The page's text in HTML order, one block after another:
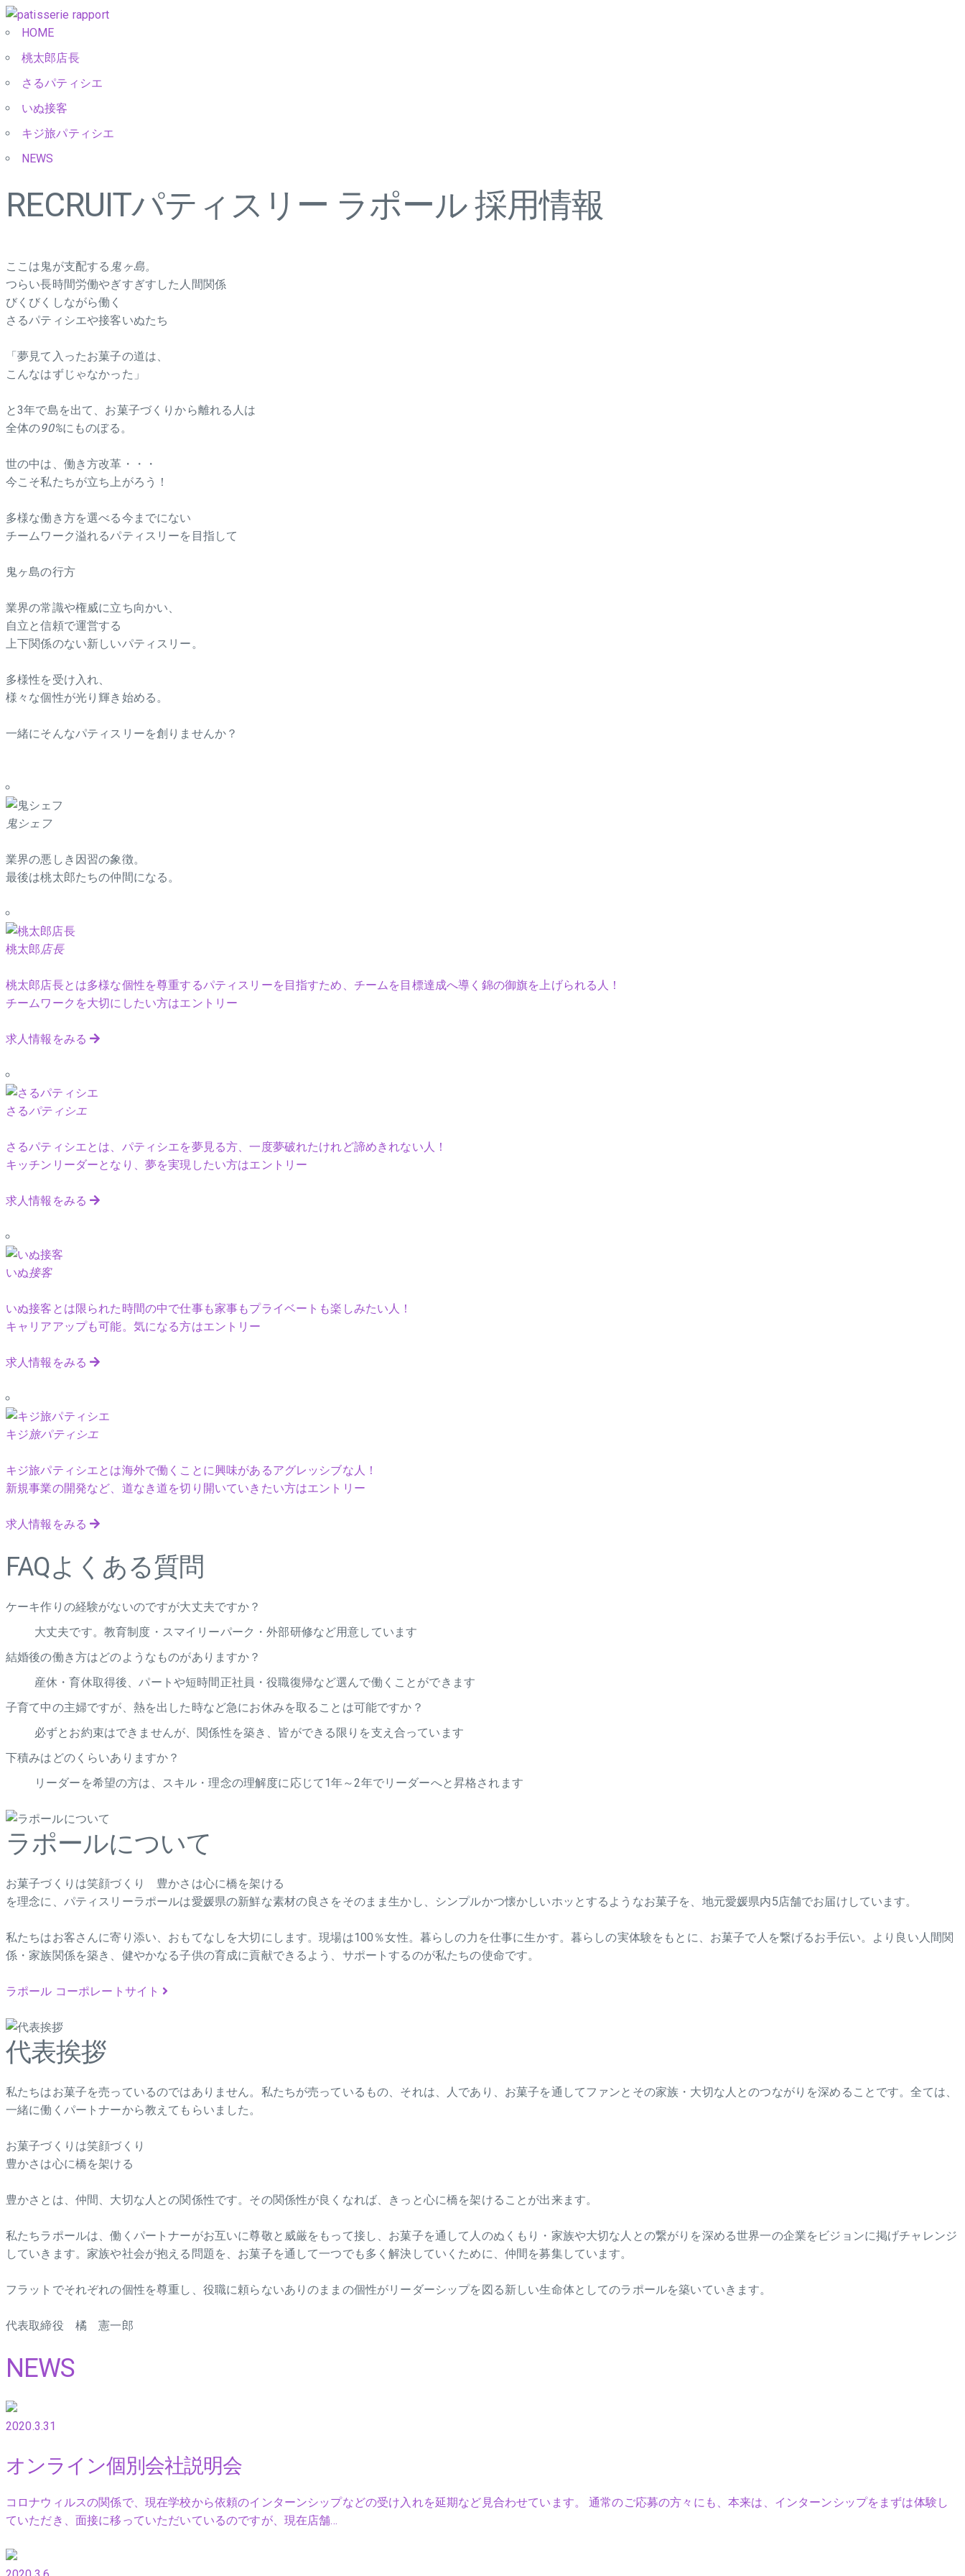
HOME
桃太郎店長
さるパティシエ
いぬ接客
キジ旅パティシエ
NEWS
RECRUITパティスリー ラポール 採用情報
ここは鬼が支配する 鬼ヶ島。
つらい長時間労働やぎすぎすした人間関係
びくびくしながら働く
さるパティシエや接客いぬたち
「夢見て入ったお菓子の道は、
こんなはずじゃなかった」
と3年で島を出て、お菓子づくりから離れる人は
全体の90%にものぼる。
世の中は、働き方改革・・・
今こそ私たちが立ち上がろう！
多様な働き方を選べる今までにない
チームワーク溢れるパティスリーを目指して
鬼ヶ島の行方
業界の常識や権威に立ち向かい、
自立と信頼で運営する
上下関係のない新しいパティスリー。
多様性を受け入れ、
様々な個性が光り輝き始める。
一緒にそんなパティスリーを創りませんか？
鬼シェフ
業界の悪しき因習の象徴。
最後は桃太郎たちの仲間になる。
桃太郎店長
桃太郎店長とは多様な個性を尊重するパティスリーを目指すため、チームを目標達成へ導く錦の御旗を上げられる人！
チームワークを大切にしたい方はエントリー
求人情報をみる
さるパティシエ
さるパティシエとは、パティシエを夢見る方、一度夢破れたけれど諦めきれない人！
キッチンリーダーとなり、夢を実現したい方はエントリー
求人情報をみる
いぬ接客
いぬ接客とは限られた時間の中で仕事も家事もプライベートも楽しみたい人！
キャリアアップも可能。気になる方はエントリー
求人情報をみる
キジ旅パティシエ
キジ旅パティシエとは海外で働くことに興味があるアグレッシブな人！
新規事業の開発など、道なき道を切り開いていきたい方はエントリー
求人情報をみる
FAQよくある質問
ケーキ作りの経験がないのですが大丈夫ですか？
大丈夫です。教育制度・スマイリーパーク・外部研修など用意しています
結婚後の働き方はどのようなものがありますか？
産休・育休取得後、パートや短時間正社員・役職復帰など選んで働くことができます
子育て中の主婦ですが、熱を出した時など急にお休みを取ることは可能ですか？
必ずとお約束はできませんが、関係性を築き、皆ができる限りを支え合っています
下積みはどのくらいありますか？
リーダーを希望の方は、スキル・理念の理解度に応じて1年～2年でリーダーへと昇格されます
ラポールについて
お菓子づくりは笑顔づくり 豊かさは心に橋を架ける
を理念に、パティスリーラポールは愛媛県の新鮮な素材の良さをそのまま生かし、シンプルかつ懐かしいホッとするようなお菓子を、地元愛媛県内5店舗でお届けしています。
私たちはお客さんに寄り添い、おもてなしを大切にします。現場は100％女性。暮らしの力を仕事に生かす。暮らしの実体験をもとに、お菓子で人を繋げるお手伝い。より良い人間関
係・家族関係を築き、健やかなる子供の育成に貢献できるよう、サポートするのが私たちの使命です。
ラポール コーポレートサイト
代表挨拶
私たちはお菓子を売っているのではありません。私たちが売っているもの、それは、人であり、お菓子を通してファンとその家族・大切な人とのつながりを深めることです。全ては、
一緒に働くパートナーから教えてもらいました。
お菓子づくりは笑顔づくり
豊かさは心に橋を架ける
豊かさとは、仲間、大切な人との関係性です。その関係性が良くなれば、きっと心に橋を架けることが出来ます。
私たちラポールは、働くパートナーがお互いに尊敬と威厳をもって接し、お菓子を通して人のぬくもり・家族や大切な人との繋がりを深める世界一の企業をビジョンに掲げチャレンジ
していきます。家族や社会が抱える問題を、お菓子を通して一つでも多く解決していくために、仲間を募集しています。
フラットでそれぞれの個性を尊重し、役職に頼らないありのままの個性がリーダーシップを図る新しい生命体としてのラポールを築いていきます。
代表取締役 橘 憲一郎
NEWS
2020.3.31
オンライン個別会社説明会
コロナウィルスの関係で、現在学校から依頼のインターンシップなどの受け入れを延期など見合わせています。 通常のご応募の方々にも、本来は、インターンシップをまずは体験し
ていただき、面接に移っていただいているのですが、現在店舗…